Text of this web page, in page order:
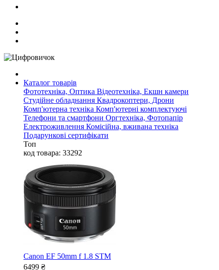
Каталог товарів
Фототехніка, Оптика Відеотехніка, Екшн камери
Студійне обладнання Квадрокоптери, Дрони
Комп'ютерна техніка Комп'ютерні комплектуючі
Телефони та смартфони Оргтехніка, Фотопапір
Електроживлення Комісійна, вживана техніка
Подарункові сертифікати
Топ
код товара: 33292
Canon EF 50mm f 1.8 STM
6499 ₴